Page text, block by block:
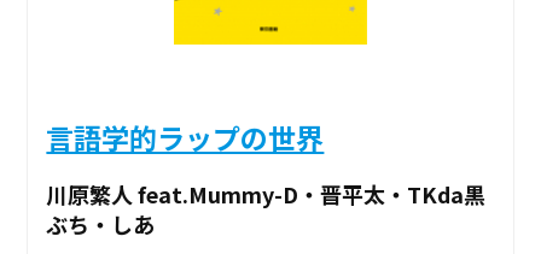
言語学的ラップの世界
川原繁人 feat.Mummy-D・晋平太・TKda黒
ぶち・しあ